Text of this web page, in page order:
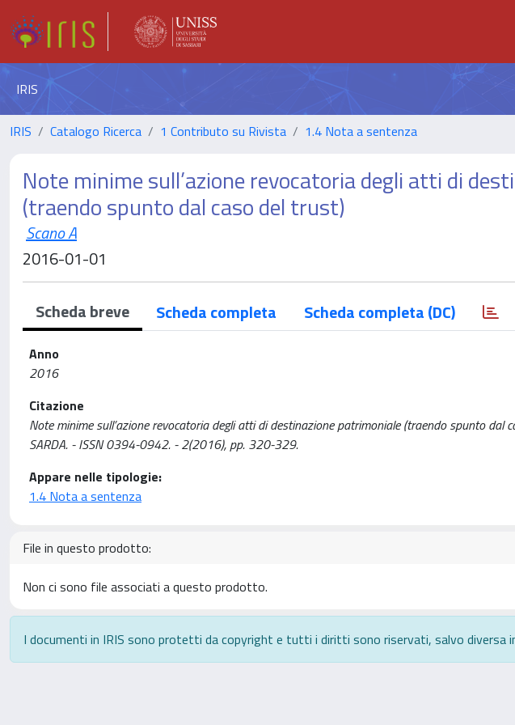
IRIS
IRIS Catalogo Ricerca 1 Contributo su Rivista 1.4 Nota a sentenza
Note minime sull’azione revocatoria degli atti di
(traendo spunto dal caso del trust)
Scano A
2016-01-01
Scheda breve Scheda completa Scheda completa (DC)
Anno
2016
Citazione
Note minime sull’azione revocatoria degli atti di destinazione patrimoniale (traendo spunto dal
SARDA. - ISSN 0394-0942. - 2(2016), pp. 320-329.
Appare nelle tipologie:
1.4 Nota a sentenza
File in questo prodotto:
Non ci sono file associati a questo prodotto.
I documenti in IRIS sono protetti da copyright e tutti i diritti sono riservati, salvo diversa